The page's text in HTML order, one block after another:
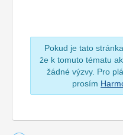
Pokud je tato
že k tomuto tématu
žádné výzvy. Pro
prosím